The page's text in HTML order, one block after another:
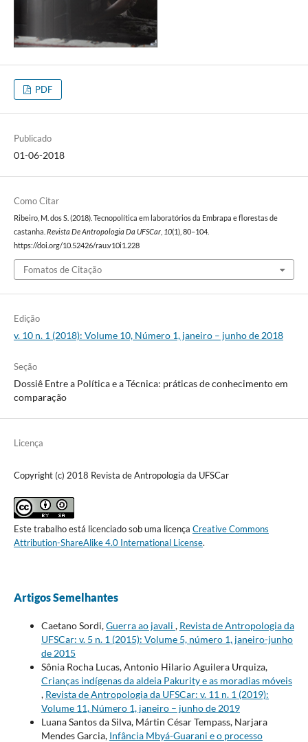
PDF
Publicado
01-06-2018
Como Citar
Ribeiro, M. dos S. (2018). Tecnopolítica em laboratórios da Embrapa e florestas de
castanha. Revista De Antropologia Da UFSCar, 10(1), 80–104.
https://doi.org/10.52426/rau.v10i1.228
Fomatos de Citação
Edição
v. 10 n. 1 (2018): Volume 10, Número 1, janeiro – junho de 2018
Seção
Dossiê Entre a Política e a Técnica: práticas de conhecimento em
comparação
Licença
Copyright (c) 2018 Revista de Antropologia da UFSCar
Este trabalho está licenciado sob uma licença Creative Commons
Attribution-ShareAlike 4.0 International License.
Artigos Semelhantes
Caetano Sordi,Guerra ao javali , Revista de Antropologia da
UFSCar: v. 5 n. 1 (2015): Volume 5, número 1, janeiro-junho
de 2015
Sônia Rocha Lucas, Antonio Hilario Aguilera Urquiza,
Crianças indígenas da aldeia Pakurity e as moradias móveis
, Revista de Antropologia da UFSCar: v. 11 n. 1 (2019):
Volume 11, Número 1, janeiro – junho de 2019
Luana Santos da Silva, Mártin César Tempass, Narjara
Mendes Garcia, Infância Mbyá-Guarani e o processo